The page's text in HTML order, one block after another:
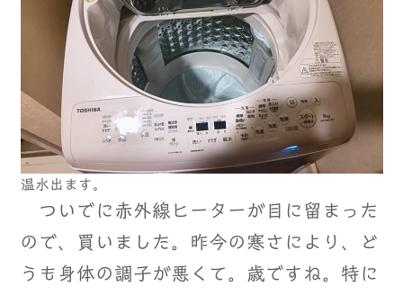
温水出ます。
ついでに赤外線ヒーターが目に留まった
ので、買いました。昨今の寒さにより、ど
うも身体の調子が悪くて。歳ですね。特に